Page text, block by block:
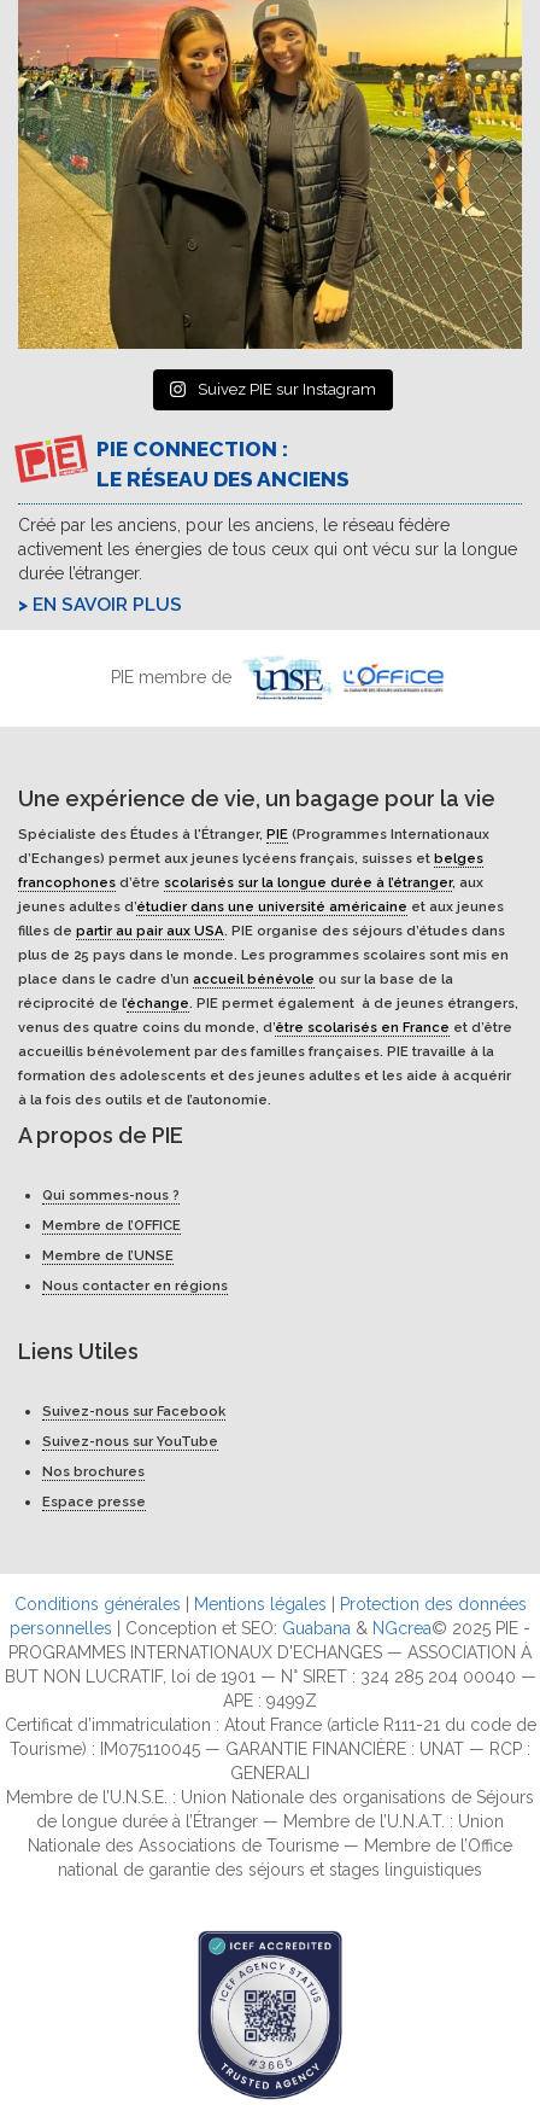
Suivez PIE sur Instagram
PIE CONNECTION :
LE RÉSEAU DES ANCIENS
Créé par les anciens, pour les anciens, le réseau fédère
activement les énergies de tous ceux qui ont vécu sur la longue
durée l’étranger.
EN SAVOIR PLUS
PIE membre de
Une expérience de vie, un bagage pour la vie
Spécialiste des Études à l'Étranger, PIE (Programmes Internationaux
d’Echanges) permet aux jeunes lycéens français, suisses et belges
francophones d’être scolarisés sur la longue durée à l’étranger, aux
jeunes adultes d’étudier dans une université américaine et aux jeunes
filles de partir au pair aux USA. PIE organise des séjours d’études dans
plus de 25 pays dans le monde. Les programmes scolaires sont mis en
place dans le cadre d’un accueil bénévole ou sur la base de la
réciprocité de l’échange. PIE permet également à de jeunes étrangers,
venus des quatre coins du monde, d’être scolarisés en France et d’être
accueillis bénévolement par des familles françaises. PIE travaille à la
formation des adolescents et des jeunes adultes et les aide à acquérir
à la fois des outils et de l’autonomie.
A propos de PIE
Qui sommes-nous ?
Membre de l’OFFICE
Membre de l’UNSE
Nous contacter en régions
Liens Utiles
Suivez-nous sur Facebook
Suivez-nous sur YouTube
Nos brochures
Espace presse
Conditions générales Mentions légales
Protection des données
personnelles | Conception et SEO: Guabana & NGcrea© 2025 PIE -
PROGRAMMES INTERNATIONAUX D'ECHANGES — ASSOCIATION À
BUT NON LUCRATIF, loi de 1901 — N° SIRET : 324 285 204 00040 —
APE : 9499Z
Certificat d’immatriculation : Atout France (article R111-21 du code de
Tourisme) : IM075110045 — GARANTIE FINANCIÈRE : UNAT — RCP :
GENERALI
Membre de l’U.N.S.E. : Union Nationale des organisations de Séjours
de longue durée à l’Étranger — Membre de l’U.N.A.T. : Union
Nationale des Associations de Tourisme — Membre de l’Office
national de garantie des séjours et stages linguistiques